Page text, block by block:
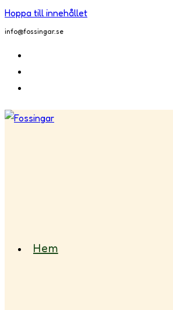
Hoppa till innehållet
info@fossingar.se
Hem